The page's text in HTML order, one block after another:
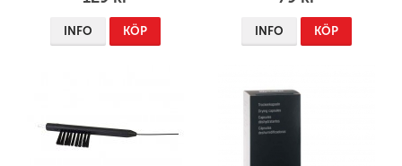
INFO KÖP INFO KÖP